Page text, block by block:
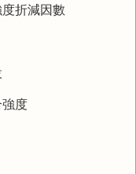
折減因數
強度